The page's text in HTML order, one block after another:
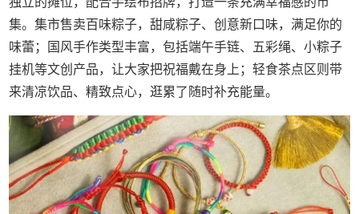
集。集市售卖百味粽子，甜咸粽子、创意新口味，满足你的
味蕾；国风手作类型丰富，包括端午手链、五彩绳、小粽子
挂机等文创产品，让大家把祝福戴在身上；轻食茶点区则带
来清凉饮品、精致点心，逛累了随时补充能量。